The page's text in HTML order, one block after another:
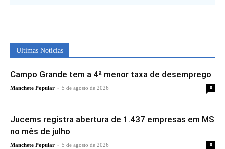
Ultimas Noticias
Campo Grande tem a 4ª menor taxa de desemprego
Manchete Popular - 5 de agosto de 2026 0
Jucems registra abertura de 1.437 empresas em MS
no mês de julho
Manchete Popular - 5 de agosto de 2026 0